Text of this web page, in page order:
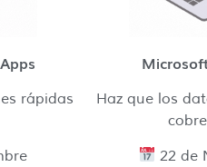
rápidas
Haz que los
22 de